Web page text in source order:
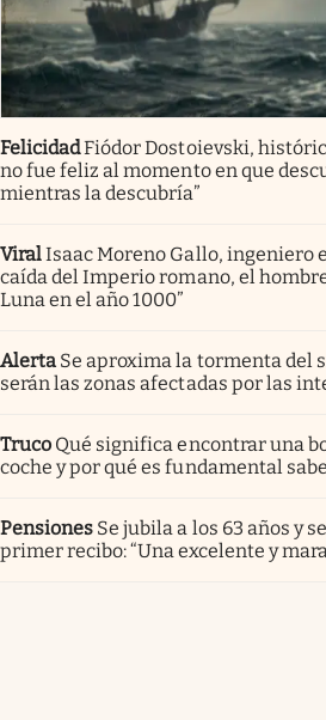
FelicidadFiódor Dostoievski,
no fue feliz al momento en que
mientras la descubría”
ViralIsaac Moreno Gallo, ingeniero
caída del Imperio romano, el
Luna en el año 1000”
Alerta Se aproxima la tormenta del
serán las zonas afectadas por las
Truco Qué significa encontrar una
coche y por qué es fundamental
Pensiones Se jubila a los 63 años y
primer recibo: “Una excelente y